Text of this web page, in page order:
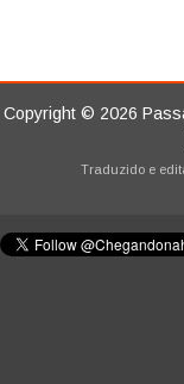
Copyright © 2026
Traduzido e